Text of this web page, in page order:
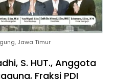
Jawa Timur
S. HUT., Anggota
Fraksi PDI